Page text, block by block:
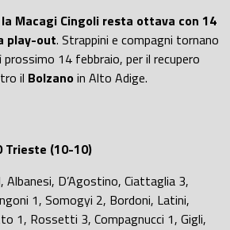
la Macagi Cingoli resta ottava con 14
play-out. Strappini e compagni tornano
14 febbraio, per il recupero
il Bolzanoin Alto Adige.
Trieste (10-10)
Albanesi, D’Agostino, Ciattaglia 3,
1, Somogyi 2, Bordoni, Latini,
1, Rossetti 3, Compagnucci 1, Gigli,